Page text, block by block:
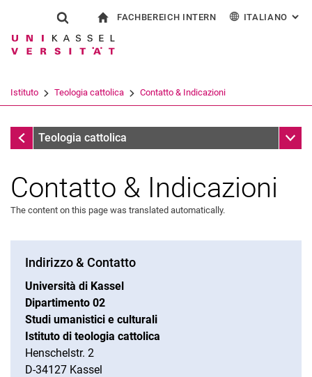
Jump directly to: content
Jump directly to: search
Jump directly to: main
Show search form
Search term
Search (opens an external link in a
FACHBEREICH INTERN ITALIANO :
Istituto Teologia cattolica Contatto & Indicazioni
IstitutoTeologia cattolica Sub
Contatto & Indicazioni
The content on this page was translated automatically.
Indirizzo & Contatto
Università di Kassel
Dipartimento 02
Studi umanistici e culturali
Istituto di teologia cattolica
Henschelstr. 2
D-34127 Kassel